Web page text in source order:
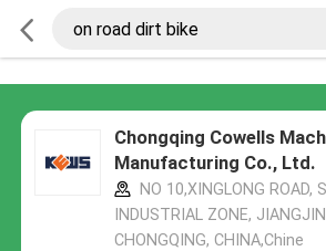
Chongqing Cowells
Manufacturing Co., Ltd.
NO 10,XINGLONG ROAD,
INDUSTRIAL ZONE,
CHONGQING, CHINA,Chine